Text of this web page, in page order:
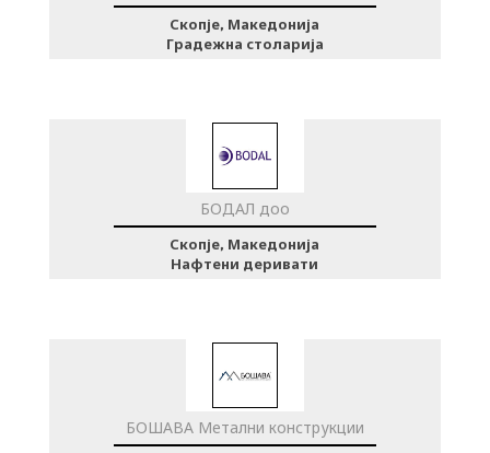
Скопје, Македонија
Градежна столарија
БОДАЛ доо
Скопје, Македонија
Нафтени деривати
БОШАВА Метални конструкции